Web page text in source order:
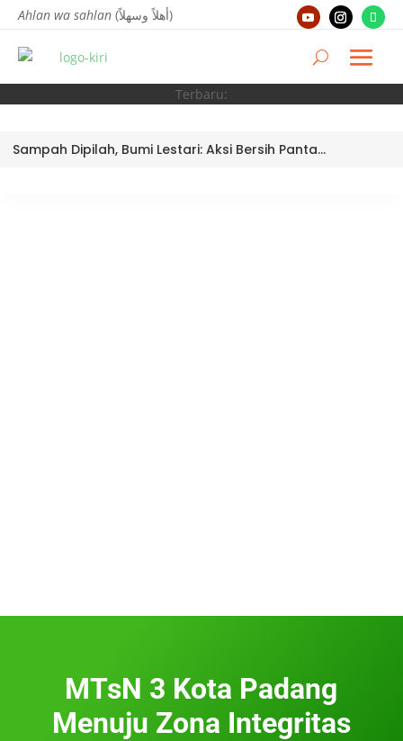
Ahlan wa sahlan (أهلاً وسهلاً)
Terbaru:
Sampah Dipilah, Bumi Lestari: Aksi Bersih Pantai Ujung Batu oleh Tim Bank Sampah MTsN 3 Kota Padang
MTsN 3 Kota Padang
Menuju Zona Integritas